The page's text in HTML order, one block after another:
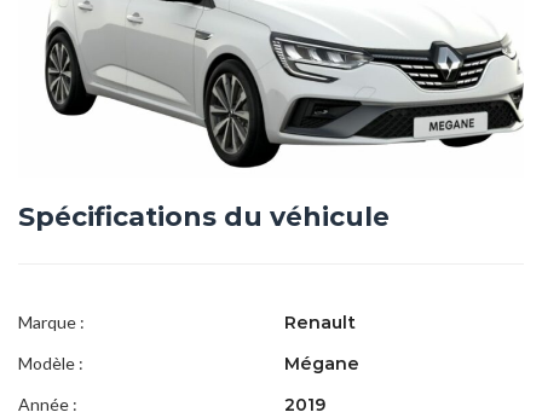
Spécifications du véhicule
Marque : Renault
Modèle : Mégane
Année : 2019